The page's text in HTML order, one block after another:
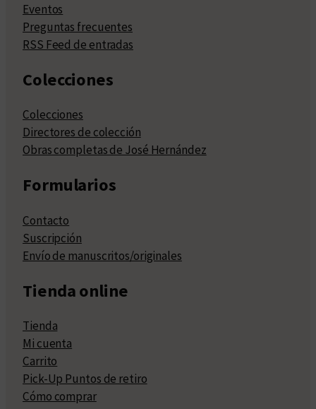
Eventos
Preguntas frecuentes
RSS Feed de entradas
Colecciones
Colecciones
Directores de colección
Obras completas de José Hernández
Formularios
Contacto
Suscripción
Envío de manuscritos/originales
Tienda online
Tienda
Mi cuenta
Carrito
Pick-Up Puntos de retiro
Cómo comprar